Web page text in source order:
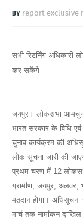
report exclusive
सभी रिटर्निंग अधिकारी
कर सकेंगे
जयपुर। लोकसभा
भारत सरकार के विधि एवं
चुनाव कार्यक्रम की
लोक सूचना जारी की
प्रथम चरण में 12
ग्रामीण, जयपुर, अलवर,
मतदान होगा।
मार्च तक नामांकन